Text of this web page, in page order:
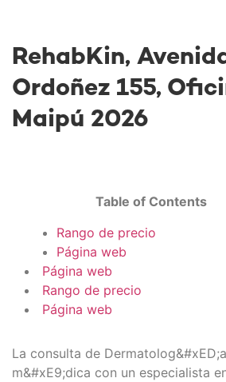
RehabKin,
Ordoñez 155,
Maipú 2026
Table of Contents
Rango de precio
Página web
Página web
Rango de precio
Página web
La consulta de
m&#xE9;dica con un especialista